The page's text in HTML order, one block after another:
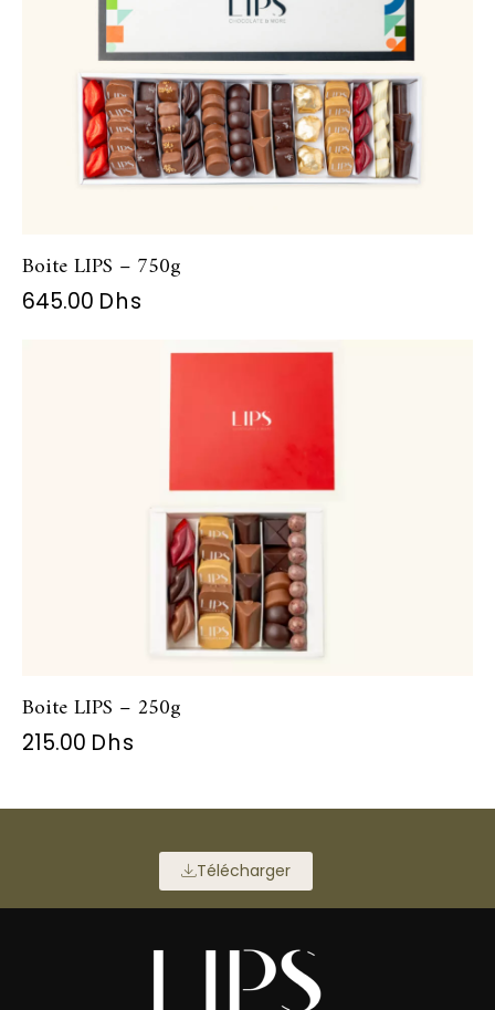
Boite LIPS – 750g
645.00 Dhs
Boite LIPS – 250g
215.00 Dhs
Télécharger